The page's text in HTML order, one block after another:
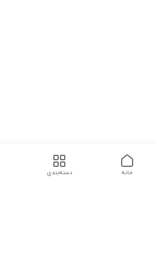
دسته‌بندی خانه